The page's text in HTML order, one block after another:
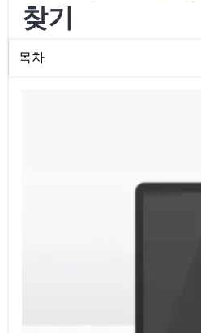
찾기
목차
Meta Quest 2에 VPN 설치하는 방법